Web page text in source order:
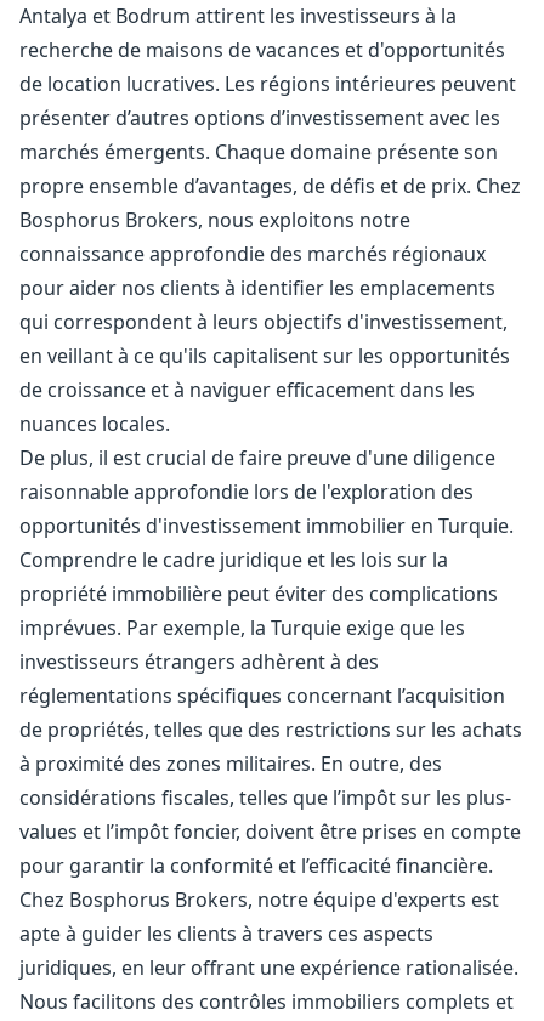
Antalya et Bodrum attirent les investisseurs à la
recherche de maisons de vacances et d'opportunités
de location lucratives. Les régions intérieures peuvent
présenter d’autres options d’investissement avec les
marchés émergents. Chaque domaine présente son
propre ensemble d’avantages, de défis et de prix. Chez
Bosphorus Brokers, nous exploitons notre
connaissance approfondie des marchés régionaux
pour aider nos clients à identifier les emplacements
qui correspondent à leurs objectifs d'investissement,
en veillant à ce qu'ils capitalisent sur les opportunités
de croissance et à naviguer efficacement dans les
nuances locales.
De plus, il est crucial de faire preuve d'une diligence
raisonnable approfondie lors de l'exploration des
opportunités d'investissement immobilier en Turquie.
Comprendre le cadre juridique et les lois sur la
propriété immobilière peut éviter des complications
imprévues. Par exemple, la Turquie exige que les
investisseurs étrangers adhèrent à des
réglementations spécifiques concernant l’acquisition
de propriétés, telles que des restrictions sur les achats
à proximité des zones militaires. En outre, des
considérations fiscales, telles que l’impôt sur les plus-
values ​​et l’impôt foncier, doivent être prises en compte
pour garantir la conformité et l’efficacité financière.
Chez Bosphorus Brokers, notre équipe d'experts est
apte à guider les clients à travers ces aspects
juridiques, en leur offrant une expérience rationalisée.
Nous facilitons des contrôles immobiliers complets et